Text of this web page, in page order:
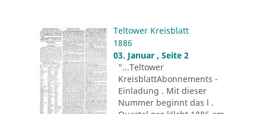
Teltower Kreisblatt
1886
03. Januar , Seite 2
"...Teltower
KreisblattAbonnements -
Einladung . Mit dieser
Nummer beginnt das l .